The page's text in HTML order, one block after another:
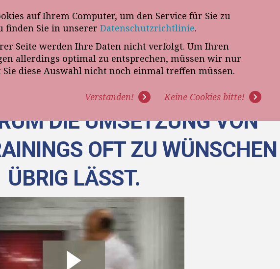
auf Ihrem Computer, um den Service für Sie zu
finden Sie in unserer Datenschutzrichtlinie.
Seite werden Ihre Daten nicht verfolgt. Um Ihren
allerdings optimal zu entsprechen, müssen wir nur
Sie diese Auswahl nicht noch einmal treffen müssen.
Verstanden! Keine Cookies bitte!
„VERKAUFSSTEUERER“ Telefon-Termin mit Thomas Witt
PROGRAMME EXPERTISE REFERENZEN BLOG PODCAST
DIE UMSETZUNG VON
OFT ZU WÜNSCHEN
ÜBRIG LÄSST.